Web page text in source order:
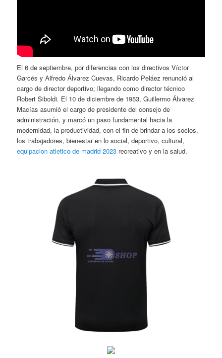
El 6 de septiembre, por diferencias con los directivos Víctor
Garcés y Alfredo Álvarez Cuevas, Ricardo Peláez renunció al
cargo de director deportivo; llegando como director técnico
Robert Siboldi. El 10 de diciembre de 1953, Guillermo Álvarez
Macías asumió el cargo de presidente del consejo de
administración, y marcó un paso fundamental hacia la
modernidad, la productividad, con el fin de brindar a los socios,
los trabajadores, bienestar en lo social, deportivo, cultural,
equipacion atletico de madrid 2023 recreativo y en la salud.